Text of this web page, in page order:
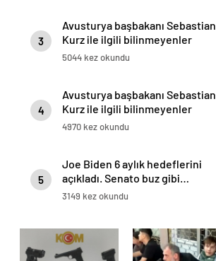
3
Avusturya başbakanı Sebastian
Kurz ile ilgili bilinmeyenler
5044 kez okundu
4
Avusturya başbakanı Sebastian
Kurz ile ilgili bilinmeyenler
4970 kez okundu
5
Joe Biden 6 aylık hedeflerini
açıkladı. Senato buz gibi…
3149 kez okundu